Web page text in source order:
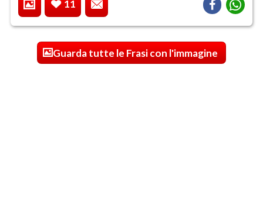
11
Guarda tutte le Frasi con l'immagine